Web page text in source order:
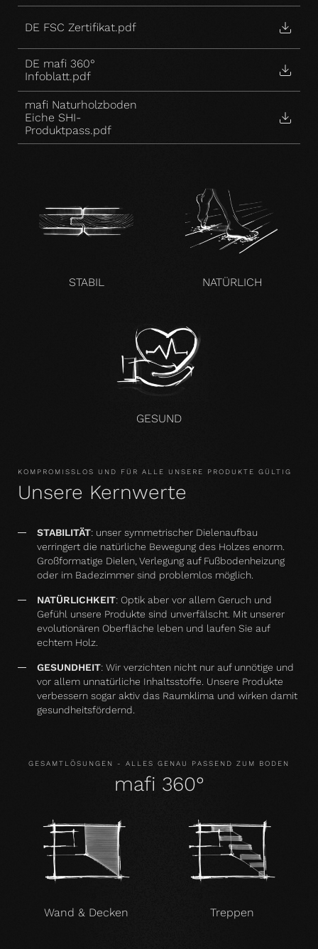
DE FSC Zertifikat.pdf
DE mafi 360°
Infoblatt.pdf
mafi Naturholzboden
Eiche SHI-
Produktpass.pdf
STABIL NATÜRLICH
GESUND
KOMPROMISSLOS UND FÜR ALLE UNSERE PRODUKTE GÜLTIG
Unsere Kernwerte
STABILITÄT: unser symmetrischer Dielenaufbau
verringert die natürliche Bewegung des Holzes enorm.
Großformatige Dielen, Verlegung auf Fußbodenheizung
oder im Badezimmer sind problemlos möglich.
NATÜRLICHKEIT: Optik aber vor allem Geruch und
Gefühl unsere Produkte sind unverfälscht. Mit unserer
evolutionären Oberfläche leben und laufen Sie auf
echtem Holz.
GESUNDHEIT: Wir verzichten nicht nur auf unnötige und
vor allem unnatürliche Inhaltsstoffe. Unsere Produkte
verbessern sogar aktiv das Raumklima und wirken damit
gesundheitsfördernd.
GESAMTLÖSUNGEN - ALLES GENAU PASSEND ZUM BODEN
mafi 360°
Wand & Decken Treppen